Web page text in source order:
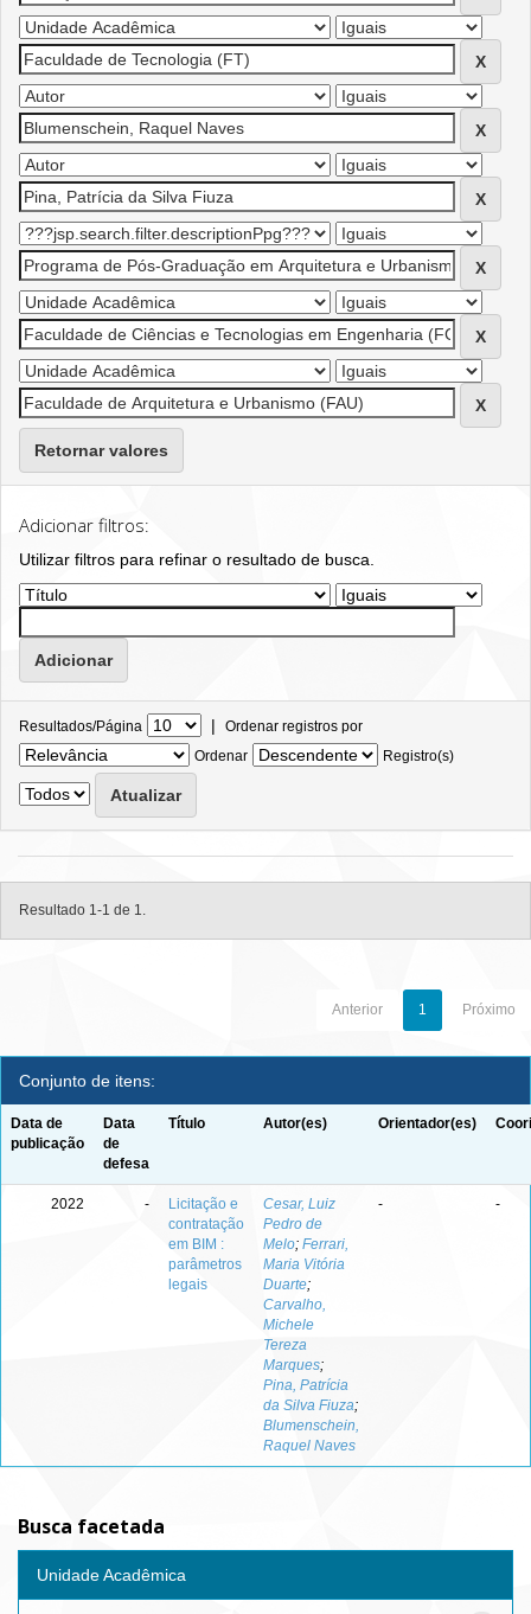
Retornar valores
Adicionar filtros:
Utilizar filtros para refinar o resultado de busca.
Resultados/Página | Ordenar registros por
Ordenar
Registro(s)
Resultado 1-1 de 1.
Anterior 1 Próximo
Conjunto de itens:
Data de
publicação
Data
de
defesa
Título Autor(es) Orientador(es)
2022 -
Licitação e
contratação
em BIM :
parâmetros
legais
Cesar, Luiz
Pedro de
Melo; Ferrari,
Maria Vitória
Duarte;
Carvalho,
Michele
Tereza
Marques;
Pina, Patrícia
da Silva Fiuza;
Blumenschein,
Raquel Naves
- -
Busca facetada
Unidade Acadêmica